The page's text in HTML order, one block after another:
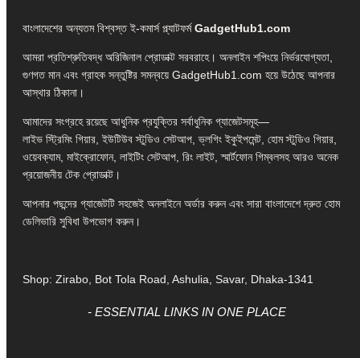
বাংলাদেশের অন্যতম বিশ্বস্ত ই-কমার্স প্ল্যাটফর্মGadgetHub1.com
আমরা প্রতিশ্রুতিবদ্ধ অরিজিনাল প্রোডাক্ট সরবরাহে। অনলাইন শপিংয়ে নির্ভরযোগ্যতা,
গুণগত মান এবং গ্রাহক সন্তুষ্টির সমন্বয়ে GadgetHub1.com হয়ে উঠেছে আপনার
আস্থার ঠিকানা।
আমাদের সংগ্রহে রয়েছে আধুনিক প্রযুক্তির সর্বাধুনিক গ্যাজেটসমূহ—
লাইভ স্ট্রিমিং গিয়ার, ইউটিউব স্টুডিও সেটআপ, ভ্লগিং ইকুইপমেন্ট, হোম স্টুডিও গিয়ার,
ওয়েবক্যাম, মাইক্রোফোন, লাইটিং সেটআপ, রিং লাইট, স্মার্টফোন গিম্বলসহ আরও অনেক
প্রয়োজনীয় টেক প্রোডাক্ট।
আপনার পছন্দের গ্যাজেটটি সহজেই অনলাইনে অর্ডার করুন এবং সারা বাংলাদেশে দ্রুত হোম
ডেলিভারি সুবিধা উপভোগ করুন।
Shop: Zirabo, Bot Tola Road, Ashulia, Savar, Dhaka-1341
- ESSENTIAL LINKS IN ONE PLACE